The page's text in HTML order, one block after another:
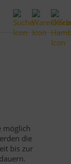
möglich
die
bis zur